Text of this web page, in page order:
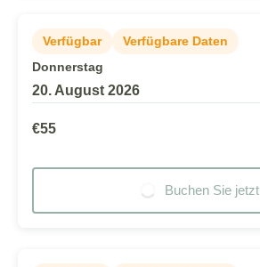
Verfügbar
Verfügbare Daten
Donnerstag
20. August 2026
€55
Buchen Sie jetzt